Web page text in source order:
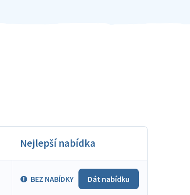
Nejlepší nabídka
BEZ NABÍDKY Dát nabídku